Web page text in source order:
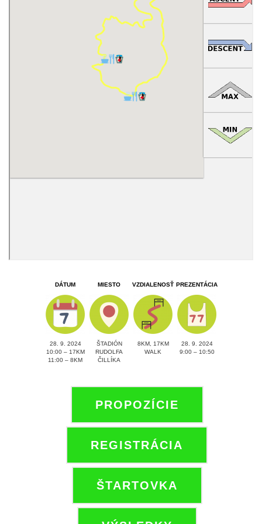
DÁTUM
28. 9. 2024
10:00 – 17KM
11:00 – 8KM
MIESTO
ŠTADIÓN
RUDOLFA
ČILLÍKA
VZDIALENOSŤ
8KM, 17KM
WALK
PREZENTÁCIA
28. 9. 2024
9:00 – 10:50
PROPOZÍCIE
REGISTRÁCIA
ŠTARTOVKA